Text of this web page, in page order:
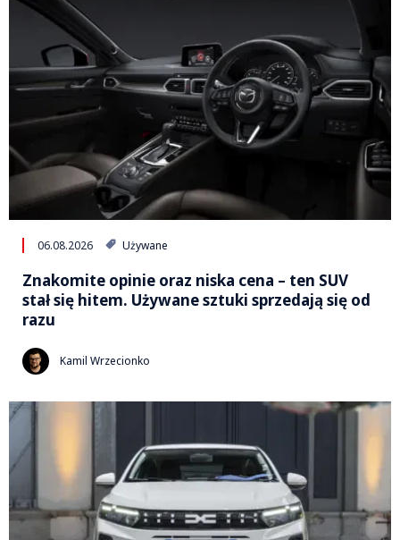
06.08.2026 Używane
Znakomite opinie oraz niska cena – ten SUV
stał się hitem. Używane sztuki sprzedają się od
razu
Kamil Wrzecionko